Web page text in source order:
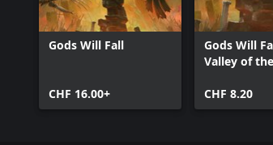
Gods Will Fall
CHF 16.00+
Gods Will
Valley of
CHF 8.20